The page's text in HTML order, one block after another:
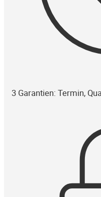
3 Garantien: Termin,